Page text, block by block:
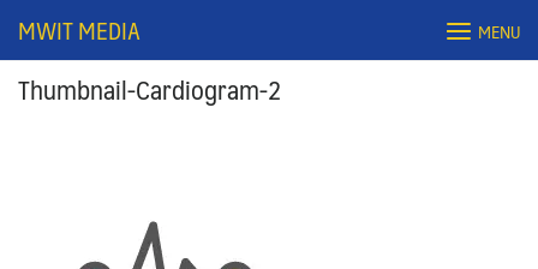
MWIT MEDIA MENU
Thumbnail-Cardiogram-2